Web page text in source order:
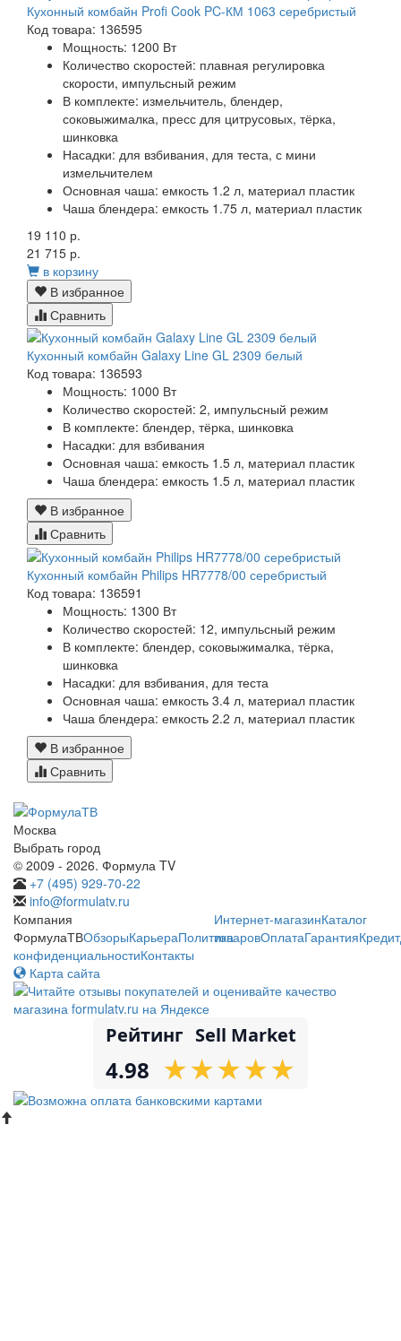
Кухонный комбайн Profi Cook PC-КМ 1063 серебристый
Код товара: 136595
Мощность: 1200 Вт
Количество скоростей: плавная регулировка
скорости, импульсный режим
В комплекте: измельчитель, блендер,
соковыжималка, пресс для цитрусовых, тёрка,
шинковка
Насадки: для взбивания, для теста, с мини
измельчителем
Основная чаша: емкость 1.2 л, материал пластик
Чаша блендера: емкость 1.75 л, материал пластик
19 110 р.
21 715 р.
в корзину
В избранное
Сравнить
Кухонный комбайн Galaxy Line GL 2309 белый
Код товара: 136593
Мощность: 1000 Вт
Количество скоростей: 2, импульсный режим
В комплекте: блендер, тёрка, шинковка
Насадки: для взбивания
Основная чаша: емкость 1.5 л, материал пластик
Чаша блендера: емкость 1.5 л, материал пластик
В избранное
Сравнить
Кухонный комбайн Philips HR7778/00 серебристый
Код товара: 136591
Мощность: 1300 Вт
Количество скоростей: 12, импульсный режим
В комплекте: блендер, соковыжималка, тёрка,
шинковка
Насадки: для взбивания, для теста
Основная чаша: емкость 3.4 л, материал пластик
Чаша блендера: емкость 2.2 л, материал пластик
В избранное
Сравнить
Москва
Выбрать город
© 2009 - 2026. Формула TV
+7 (495) 929-70-22
info@formulatv.ru
Компания
ФормулаТВОбзорыКарьераПолитика
конфиденциальностиКонтакты
Интернет-магазинКаталог
товаровОплатаГарантияКредит
Карта сайта
Рейтинг Sell Market
4.98 ★
★★
★★
★★
★★
★